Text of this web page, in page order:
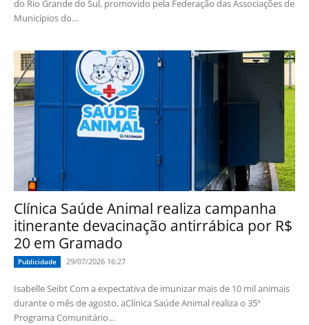
do Rio Grande do Sul, promovido pela Federação das Associações de
Municípios do...
Clínica Saúde Animal realiza campanha
itinerante devacinação antirrábica por R$
20 em Gramado
Publicidade 29/07/2026 16:27
Isabelle Seibt Com a expectativa de imunizar mais de 10 mil animais
durante o mês de agosto, aClínica Saúde Animal realiza o 35º
Programa Comunitário...